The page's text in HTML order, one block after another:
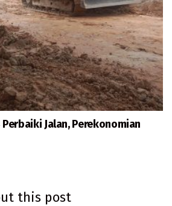
Perbaiki Jalan, Perekonomian
this post